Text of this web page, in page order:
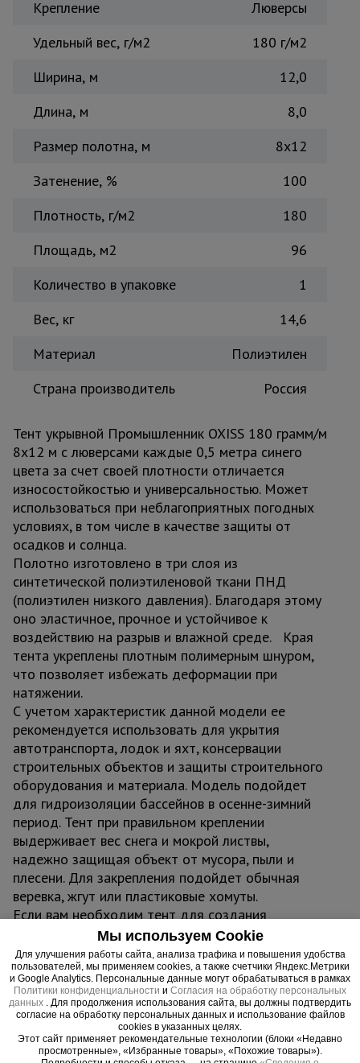
Крепление
Люверсы
Удельный вес, г/м2
180 г/м2
Ширина, м
12,0
Длина, м
8,0
Размер полотна, м
8х12
Затенение, %
100
Плотность, г/м2
180
Площадь, м2
96
Количество в упаковке
1
Вес, кг
14,6
Материал
Полиэтилен
Страна производитель
Россия
Тент укрывной Промышленник OXISS 180 грамм/м
8х12 м с люверсами каждые 0,5 метра синего
цвета за счет своей плотности отличается
износостойкостью и универсальностью. Может
использоваться при неблагоприятных погодных
условиях, в том числе в качестве защиты от
осадков и солнца.
Полотно изготовлено в три слоя из
синтетической полиэтиленовой ткани ПНД
(полиэтилен низкого давления). Благодаря этому
оно эластичное, прочное и устойчивое к
воздействию на разрыв и влажной среде. Края
тента укреплены плотным полимерным шнуром,
что позволяет избежать деформации при
натяжении.
С учетом характеристик данной модели ее
рекомендуется использовать для укрытия
автотранспорта, лодок и яхт, консервации
строительных объектов и защиты строительного
оборудования и материала. Модель подойдет
для гидроизоляции бассейнов в осенне-зимний
период. Тент при правильном креплении
выдерживает вес снега и мокрой листвы,
надежно защищая объект от мусора, пыли и
плесени. Для закрепления подойдет обычная
веревка, жгут или пластиковые хомуты.
Если вам необходим тент для создания
временных конструкций и крытых объектов, Тент
укрывной 180 гр/м подойдет для этих целей за
счет своей термоустойчивости, герметичности и
легкости крепления и монтажа. Его можно
использовать для создания навесов, шатров,
торговых павильонов, зон отдыха, беседок,
складов и ангаров.
Мы используем Cookie
Для улучшения работы сайта, анализа трафика и повышения удобства
пользователей, мы применяем cookies, а также счетчики Яндекс.Метрики
и Google Analytics. Персональные данные могут обрабатываться в рамках
Политики конфиденциальности и Согласия на обработку персональных
данных
. Для продолжения использования сайта, вы должны подтвердить
согласие на обработку персональных данных и использование файлов
cookies в указанных целях.
Этот сайт применяет рекомендательные технологии (блоки «Недавно
просмотренные», «Избранные товары», «Похожие товары»).